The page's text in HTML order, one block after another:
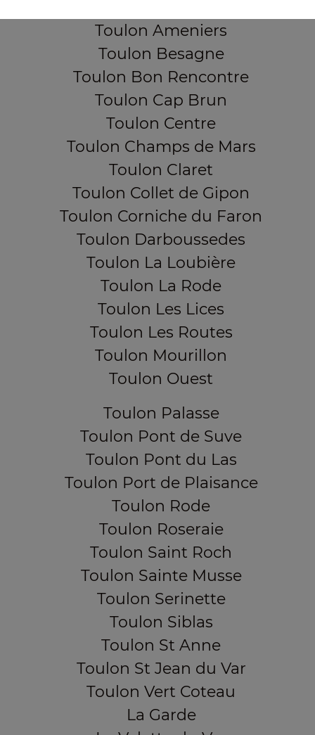
Toulon Ameniers
Toulon Besagne
Toulon Bon Rencontre
Toulon Cap Brun
Toulon Centre
Toulon Champs de Mars
Toulon Claret
Toulon Collet de Gipon
Toulon Corniche du Faron
Toulon Darboussedes
Toulon La Loubière
Toulon La Rode
Toulon Les Lices
Toulon Les Routes
Toulon Mourillon
Toulon Ouest
Toulon Palasse
Toulon Pont de Suve
Toulon Pont du Las
Toulon Port de Plaisance
Toulon Rode
Toulon Roseraie
Toulon Saint Roch
Toulon Sainte Musse
Toulon Serinette
Toulon Siblas
Toulon St Anne
Toulon St Jean du Var
Toulon Vert Coteau
La Garde